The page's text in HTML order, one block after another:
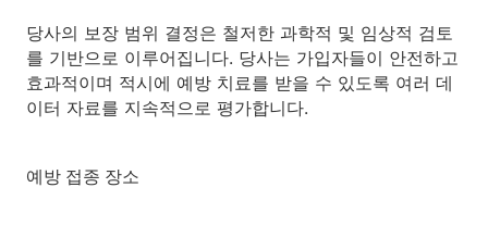
당사의 보장 범위 결정은 철저한 과학적 및 임상적 검토
를 기반으로 이루어집니다. 당사는 가입자들이 안전하고
효과적이며 적시에 예방 치료를 받을 수 있도록 여러 데
이터 자료를 지속적으로 평가합니다.
예방 접종 장소